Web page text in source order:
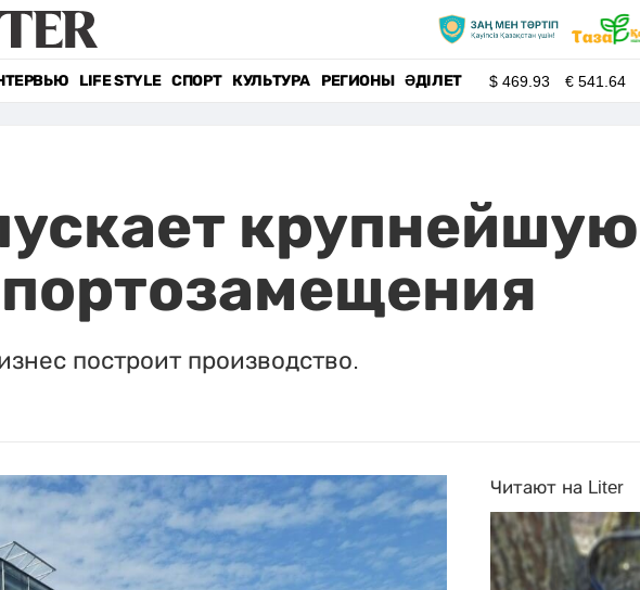
LIFE STYLE СПОРТ КУЛЬТУРА РЕГИОНЫ ӘДІЛЕТ $469.93 €541.64
крупнейшую
построит производство.
Читают на Liter